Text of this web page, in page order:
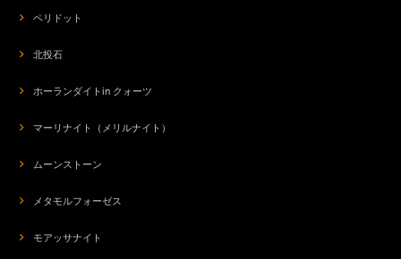
ペリドット
北投石
ホーランダイトin クォーツ
マーリナイト（メリルナイト）
ムーンストーン
メタモルフォーゼス
モアッサナイト